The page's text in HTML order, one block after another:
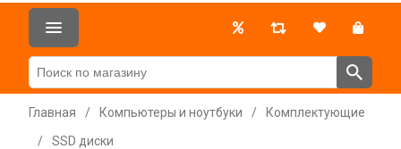
Главная / Компьютеры и ноутбуки /
Комплектующие
/
SSD диски